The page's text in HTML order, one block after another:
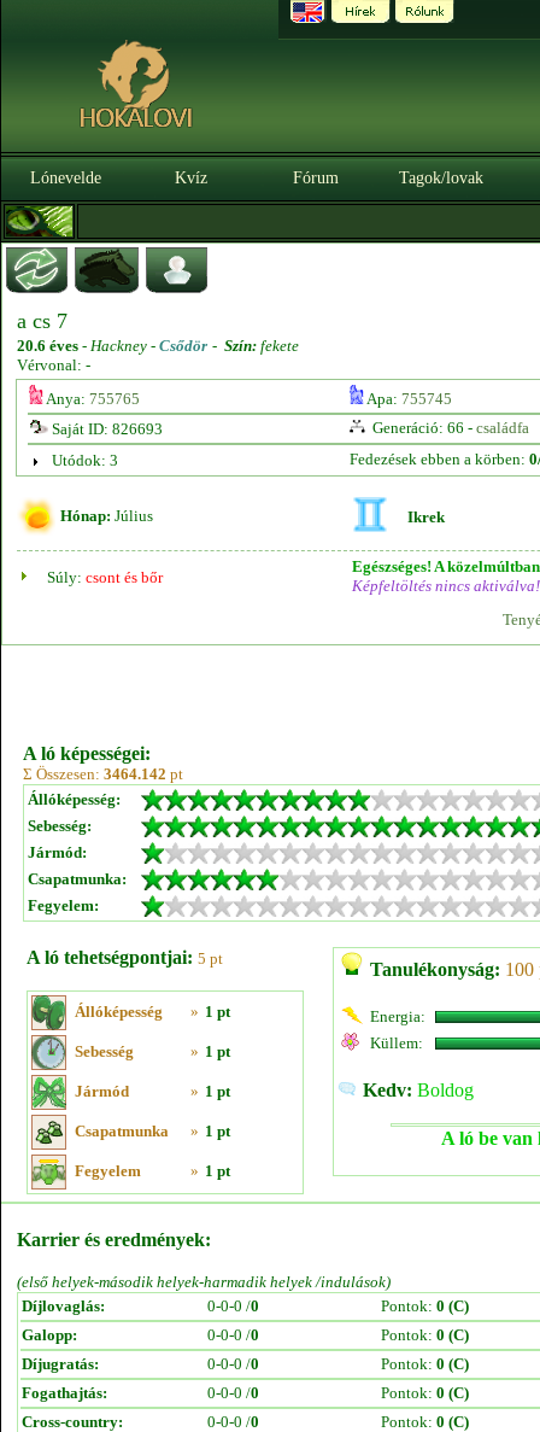
Lónevelde Kvíz Fórum Tagok/lovak
a cs 7
20.6 éves - Hackney - Csődör - Szín: fekete
Vérvonal: -
Anya: 755765 Apa: 755745
Saját ID: 826693
Generáció: 66 - családfa
Utódok: 3
Fedezések ebben a körben:
Hónap: Július Ikrek
Súly: csont és bőr
Egészséges! A
Képfeltöltés nincs aktiválva!
A ló képességei:
Σ Összesen: 3464.142 pt
Állóképesség:
Sebesség:
Jármód:
Csapatmunka:
Fegyelem:
A ló tehetségpontjai: 5 pt
Állóképesség » 1 pt
Sebesség » 1 pt
Jármód » 1 pt
Csapatmunka » 1 pt
Fegyelem » 1 pt
Tanulékonyság: 100
Energia:
Küllem:
Kedv: Boldog
A ló be van
Karrier és eredmények:
(első helyek-második helyek-harmadik helyek /indulások)
Díjlovaglás:
0-0-0 /0 Pontok: 0 (C)
Galopp:
0-0-0 /0 Pontok: 0 (C)
Díjugratás:
0-0-0 /0 Pontok: 0 (C)
Fogathajtás:
0-0-0 /0 Pontok: 0 (C)
Cross-country:
0-0-0 /0 Pontok: 0 (C)